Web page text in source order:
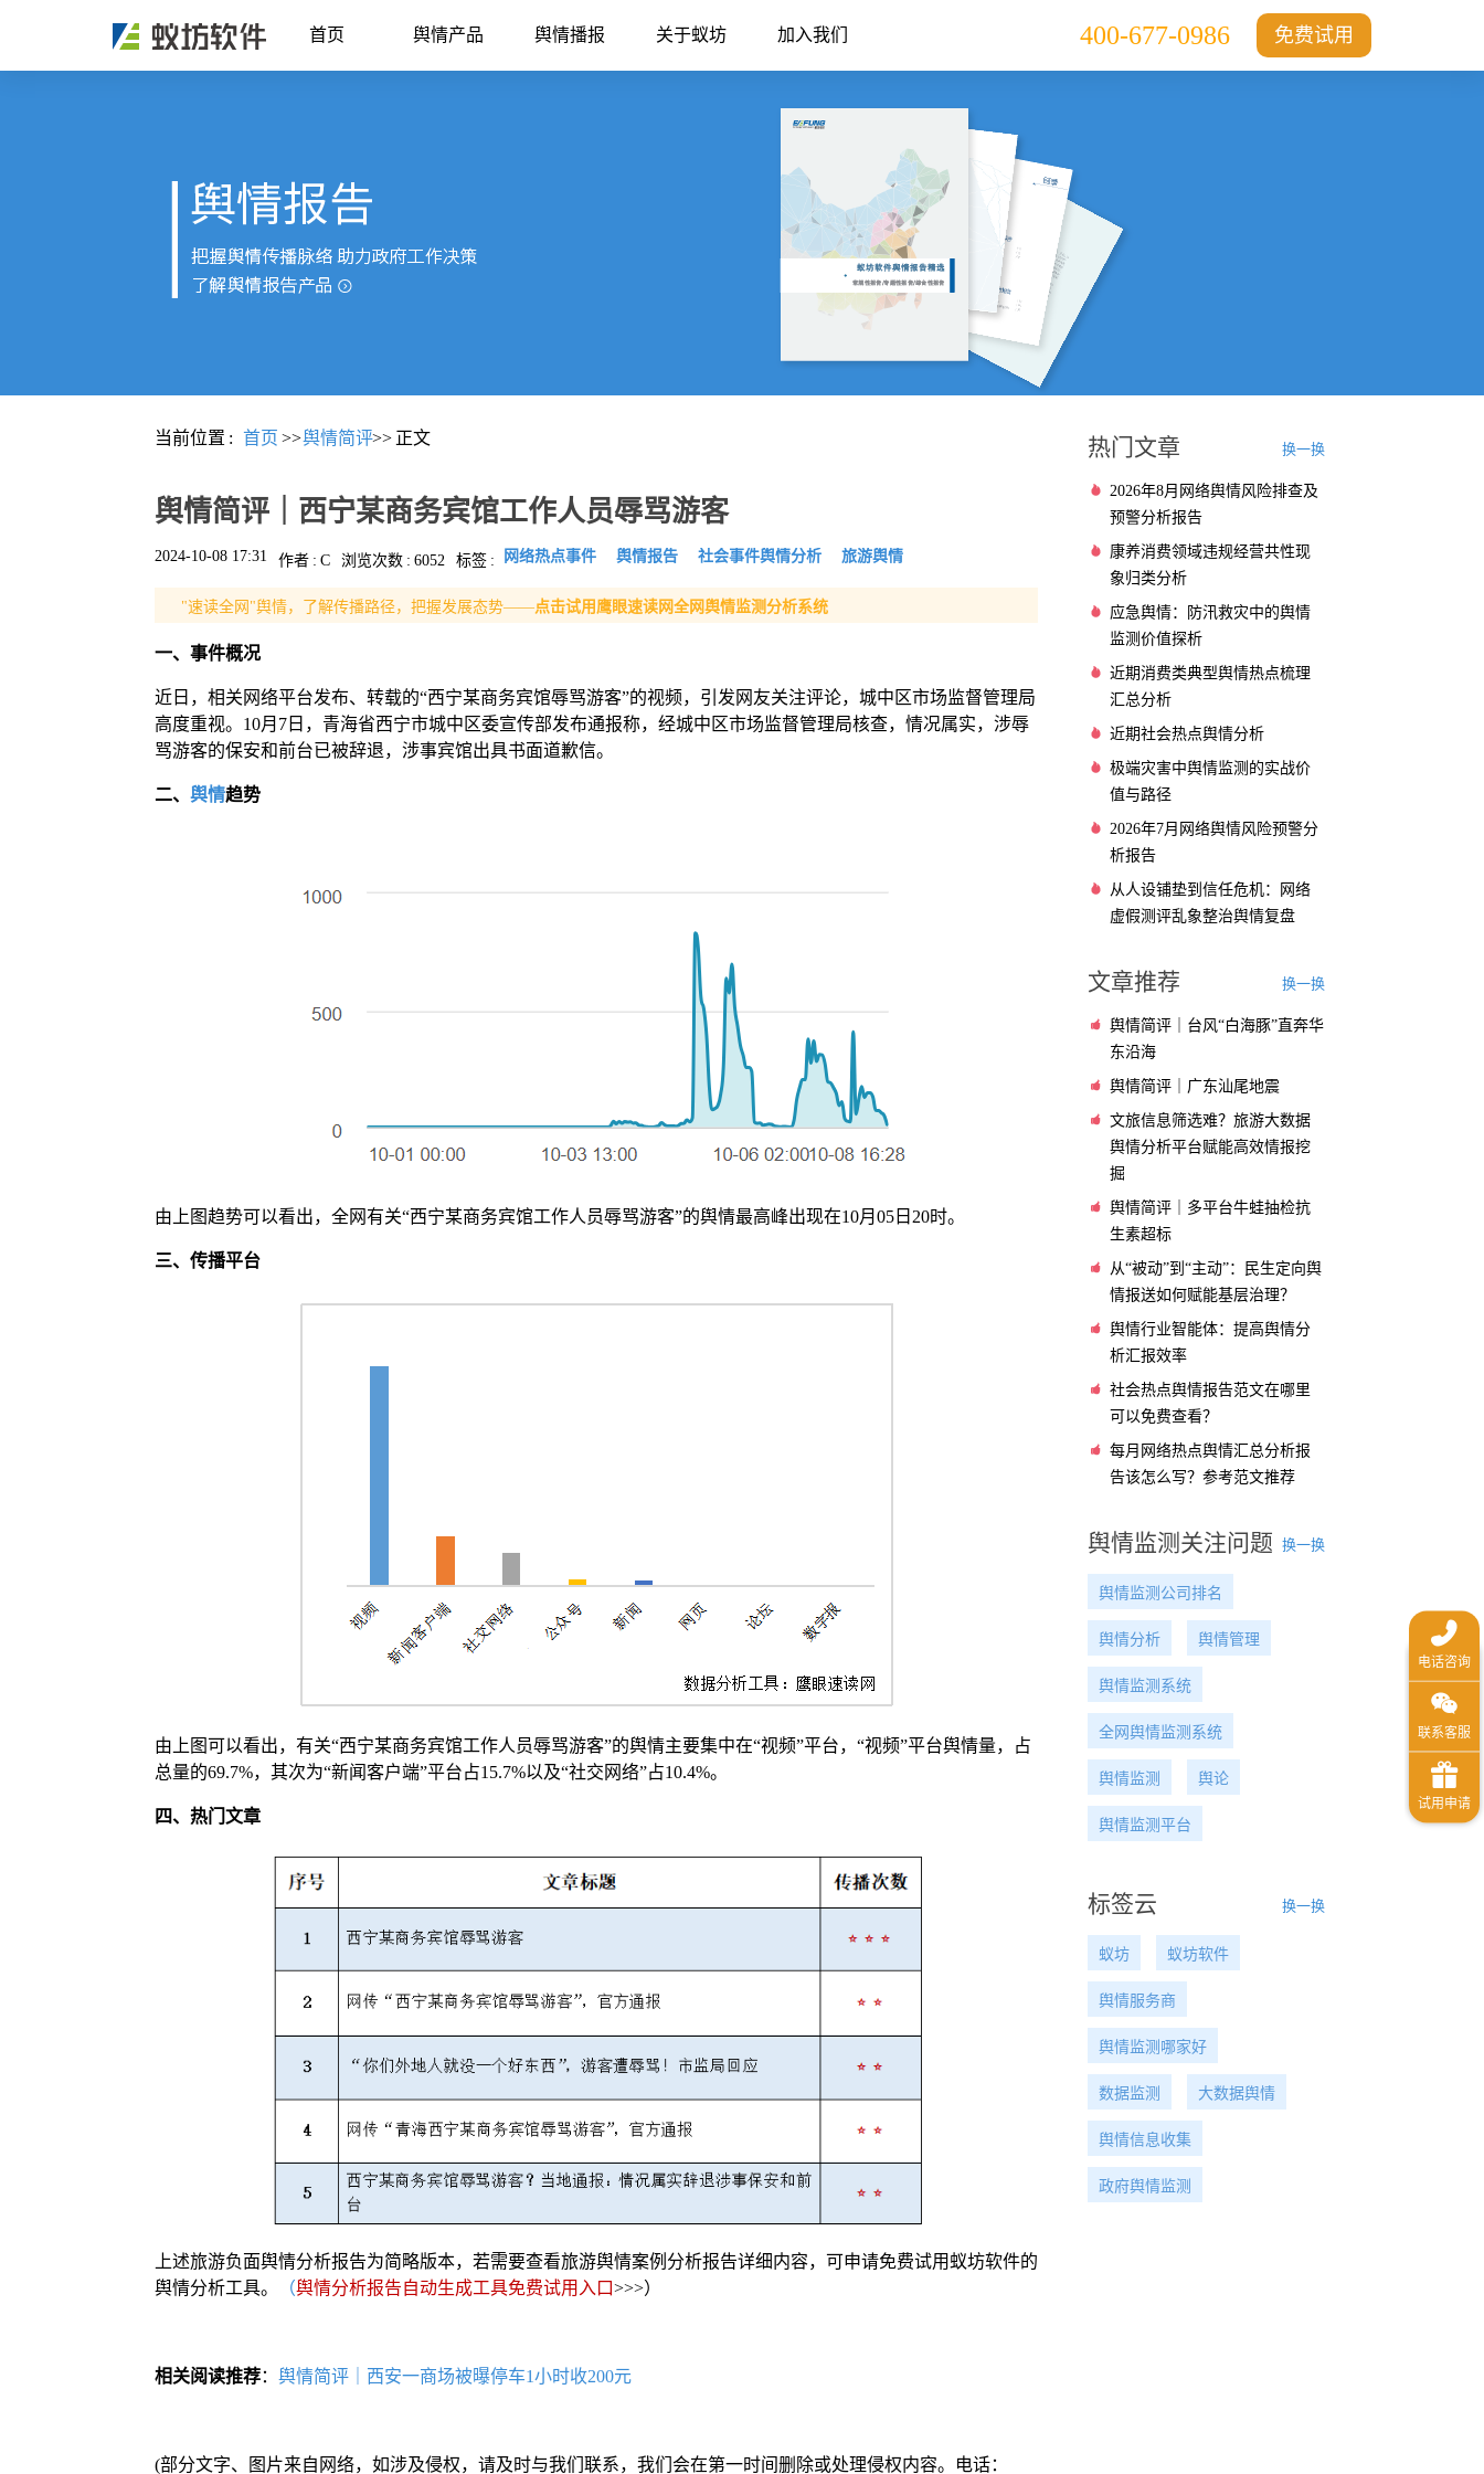
首页 舆情产品 舆情播报 关于蚁坊 加入我们 免费试用
400-677-0986
当前位置 : 首页 >>舆情简评>> 正文
舆情简评｜西宁某商务宾馆工作人员辱骂游客
2024-10-08 17:31 作者 : C 浏览次数 : 6052 标签 : 旅游舆情
社会事件舆情分析
舆情报告
网络热点事件
"速读全网"舆情，了解传播路径，把握发展态势——点击试用鹰眼速读网全网舆情监测分析系统
一、 事件概况
近日，相关网络平台发布、转载的“西宁某商务宾馆辱骂游客”的视频，引发网友关注评论，城中区市场监督管理局
高度重视。10月7日，青海省西宁市城中区委宣传部发布通报称，经城中区市场监督管理局核查，情况属实，涉辱
骂游客的保安和前台已被辞退，涉事宾馆出具书面道歉信。
二、 舆情趋势
由上图趋势可以看出，全网有关“西宁某商务宾馆工作人员辱骂游客”的舆情最高峰出现在10月05日20时。
三、 传播平台
由上图可以看出，有关“西宁某商务宾馆工作人员辱骂游客”的舆情主要集中在“视频”平台，“视频”平台舆情量，占
总量的69.7%，其次为“新闻客户端”平台占15.7%以及“社交网络”占10.4%。
四、 热门文章
上述旅游负面舆情分析报告为简略版本，若需要查看旅游舆情案例分析报告详细内容，可申请免费试用蚁坊软件的
舆情分析工具。
（舆情分析报告自动生成工具免费试用入口>>>）
相关阅读推荐： 舆情简评｜西安一商场被曝停车1小时收200元
(部分文字、图片来自网络，如涉及侵权，请及时与我们联系，我们会在第一时间删除或处理侵权内容。电话：
热门文章 换一换
2026年8月网络舆情风险排查及
预警分析报告
康养消费领域违规经营共性现
象归类分析
应急舆情：防汛救灾中的舆情
监测价值探析
近期消费类典型舆情热点梳理
汇总分析
近期社会热点舆情分析
极端灾害中舆情监测的实战价
值与路径
2026年7月网络舆情风险预警分
析报告
从人设铺垫到信任危机：网络
虚假测评乱象整治舆情复盘
文章推荐 换一换
舆情简评｜台风“白海豚”直奔华
东沿海
舆情简评｜广东汕尾地震
文旅信息筛选难？旅游大数据
舆情分析平台赋能高效情报挖
掘
舆情简评｜多平台牛蛙抽检抗
生素超标
从“被动”到“主动”：民生定向舆
情报送如何赋能基层治理？
舆情行业智能体：提高舆情分
析汇报效率
社会热点舆情报告范文在哪里
可以免费查看？
每月网络热点舆情汇总分析报
告该怎么写？参考范文推荐
舆情监测关注问题 换一换
舆情监测公司排名
舆情分析 舆情管理
舆情监测系统
全网舆情监测系统
舆情监测 舆论
舆情监测平台
标签云 换一换
蚁坊 蚁坊软件
舆情服务商
舆情监测哪家好
数据监测 大数据舆情
舆情信息收集
政府舆情监测